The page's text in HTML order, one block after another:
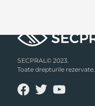
SECPRAL© 2023.
Toate drepturile rezervate.